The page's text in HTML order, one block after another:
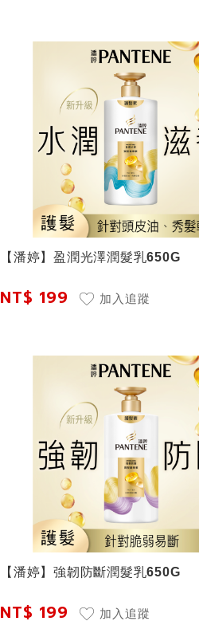
【潘婷】盈潤光澤潤髮乳650G
NT$ 199 加入追蹤
【潘婷】強韌防斷潤髮乳650G
NT$ 199 加入追蹤